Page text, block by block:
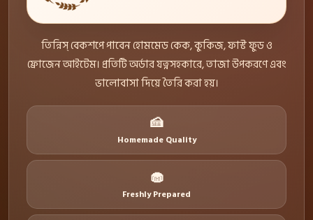
তিন্নিস্ বেকশপে পাবেন হোমমেড কেক, কুকিজ, ফাস্ট ফুড ও
ফ্রোজেন আইটেম। প্রতিটি অর্ডার যত্নসহকারে, তাজা উপকরণে এবং
ভালোবাসা দিয়ে তৈরি করা হয়।
🍰
Homemade Quality
🧁
Freshly Prepared